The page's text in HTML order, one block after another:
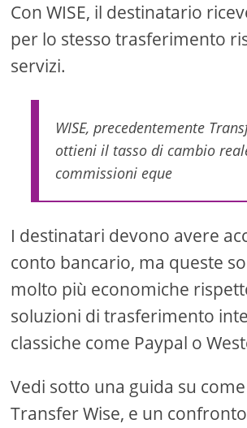
Con WISE, il destinatario
per lo stesso trasferimento
servizi.
WISE, precedentemente
ottieni il tasso di cambio
commissioni eque
I destinatari devono avere
conto bancario, ma queste
molto più economiche
soluzioni di trasferimento
classiche come Paypal o
Vedi sotto una guida su
Transfer Wise, e un